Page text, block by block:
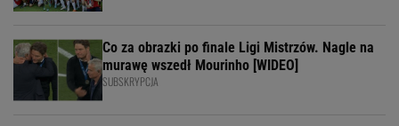
Co za obrazki po finale Ligi Mistrzów. Nagle na
murawę wszedł Mourinho [WIDEO]
SUBSKRYPCJA